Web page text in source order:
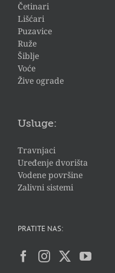
Četinari
Lišćari
Puzavice
Ruže
Šiblje
Voće
Žive ograde
Usluge:
Travnjaci
Uređenje dvorišta
Vodene površine
Zalivni sistemi
PRATITE NAS: